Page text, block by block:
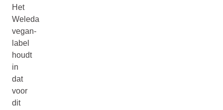
Het
Weleda
vegan-
label
houdt
in
dat
voor
dit